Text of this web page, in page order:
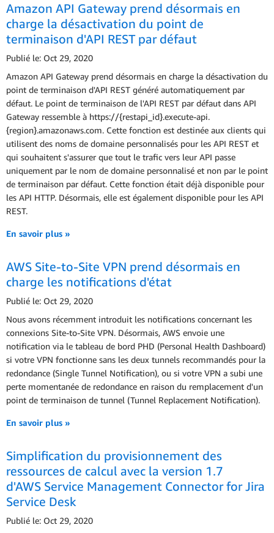
Amazon API Gateway prend désormais en
charge la désactivation du point de
terminaison d'API REST par défaut
Publié le: Oct 29, 2020
Amazon API Gateway prend désormais en charge la désactivation du
point de terminaison d'API REST généré automatiquement par
défaut. Le point de terminaison de l'API REST par défaut dans API
Gateway ressemble à https://{restapi_id}.execute-api.
{region}.amazonaws.com. Cette fonction est destinée aux clients qui
utilisent des noms de domaine personnalisés pour les API REST et
qui souhaitent s'assurer que tout le trafic vers leur API passe
uniquement par le nom de domaine personnalisé et non par le point
de terminaison par défaut. Cette fonction était déjà disponible pour
les API HTTP. Désormais, elle est également disponible pour les API
REST.
En savoir plus »
AWS Site-to-Site VPN prend désormais en
charge les notifications d'état
Publié le: Oct 29, 2020
Nous avons récemment introduit les notifications concernant les
connexions Site-to-Site VPN. Désormais, AWS envoie une
notification via le tableau de bord PHD (Personal Health Dashboard)
si votre VPN fonctionne sans les deux tunnels recommandés pour la
redondance (Single Tunnel Notification), ou si votre VPN a subi une
perte momentanée de redondance en raison du remplacement d'un
point de terminaison de tunnel (Tunnel Replacement Notification).
En savoir plus »
Simplification du provisionnement des
ressources de calcul avec la version 1.7
d'AWS Service Management Connector for Jira
Service Desk
Publié le: Oct 29, 2020